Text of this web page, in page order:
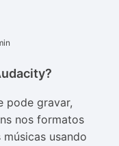
pode gravar,
nos formatos
músicas usando